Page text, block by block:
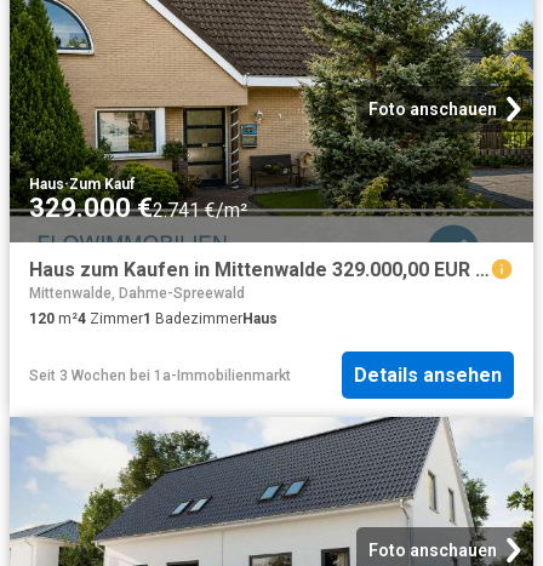
Foto anschauen
Haus·Zum Kauf
329.000 €2.741 €/m²
Haus zum Kaufen in Mittenwalde 329.000,00 EUR 120 m²
Mittenwalde, Dahme-Spreewald
120 m²4 Zimmer1 BadezimmerHaus
Seit 3 Wochen bei 1a-Immobilienmarkt Details ansehen
Foto anschauen